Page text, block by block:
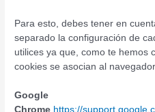
Para esto, debes tener en
separado la configuración de
utilices ya que, como te hemos
cookies se asocian al
Google
Chrome https://